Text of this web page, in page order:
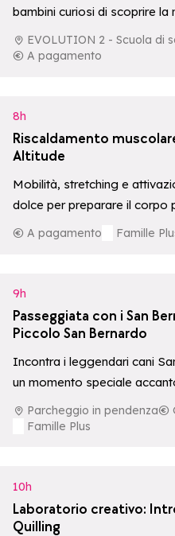
bambini curiosi di scoprire la
EVOLUTION 2 - Scuola di sci e di
A pagamento
8h
Riscaldamento
Altitude
Mobilità, stretching e
dolce per preparare il corpo
giornata attiva in montagna.
A pagamento
Famille
9h
Passeggiata con i San
Piccolo San Bernardo
Incontra i leggendari cani
un momento speciale
dal cuore tenero, con
Parcheggio in pendenza
Famille Plus
10h
Laboratorio creativo:
Quilling